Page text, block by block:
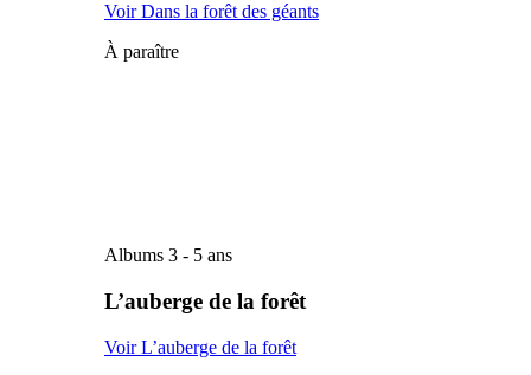
Voir Dans la forêt des géants
À paraître
Albums 3 - 5 ans
L’auberge de la forêt
Voir L’auberge de la forêt